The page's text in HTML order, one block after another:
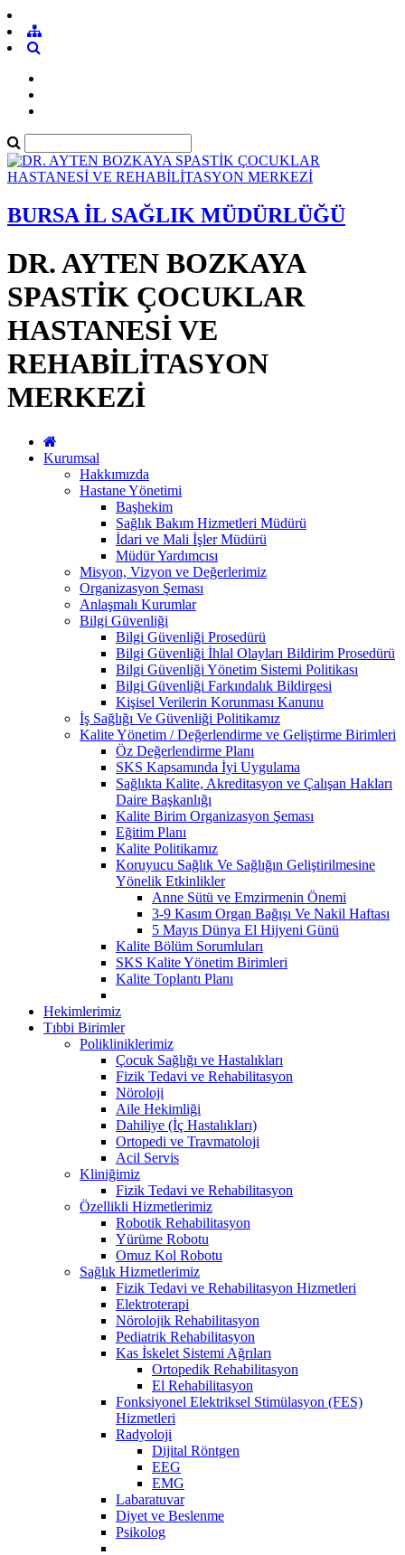
BURSA İL SAĞLIK MÜDÜRLÜĞÜ
DR. AYTEN BOZKAYA
SPASTİK ÇOCUKLAR
HASTANESİ VE
REHABİLİTASYON
MERKEZİ
Kurumsal
Hakkımızda
Hastane Yönetimi
Başhekim
Sağlık Bakım Hizmetleri Müdürü
İdari ve Mali İşler Müdürü
Müdür Yardımcısı
Misyon, Vizyon ve Değerlerimiz
Organizasyon Şeması
Anlaşmalı Kurumlar
Bilgi Güvenliği
Bilgi Güvenliği Prosedürü
Bilgi Güvenliği İhlal Olayları Bildirim Prosedürü
Bilgi Güvenliği Yönetim Sistemi Politikası
Bilgi Güvenliği Farkındalık Bildirgesi
Kişisel Verilerin Korunması Kanunu
İş Sağlığı Ve Güvenliği Politikamız
Kalite Yönetim / Değerlendirme ve Geliştirme Birimleri
Öz Değerlendirme Planı
SKS Kapsamında İyi Uygulama
Sağlıkta Kalite, Akreditasyon ve Çalışan Hakları
Daire Başkanlığı
Kalite Birim Organizasyon Şeması
Eğitim Planı
Kalite Politikamız
Koruyucu Sağlık Ve Sağlığın Geliştirilmesine
Yönelik Etkinlikler
Anne Sütü ve Emzirmenin Önemi
3-9 Kasım Organ Bağışı Ve Nakil Haftası
5 Mayıs Dünya El Hijyeni Günü
Kalite Bölüm Sorumluları
SKS Kalite Yönetim Birimleri
Kalite Toplantı Planı
Hekimlerimiz
Tıbbi Birimler
Polikliniklerimiz
Çocuk Sağlığı ve Hastalıkları
Fizik Tedavi ve Rehabilitasyon
Nöroloji
Aile Hekimliği
Dahiliye (İç Hastalıkları)
Ortopedi ve Travmatoloji
Acil Servis
Kliniğimiz
Fizik Tedavi ve Rehabilitasyon
Özellikli Hizmetlerimiz
Robotik Rehabilitasyon
Yürüme Robotu
Omuz Kol Robotu
Sağlık Hizmetlerimiz
Fizik Tedavi ve Rehabilitasyon Hizmetleri
Elektroterapi
Nörolojik Rehabilitasyon
Pediatrik Rehabilitasyon
Kas İskelet Sistemi Ağrıları
Ortopedik Rehabilitasyon
El Rehabilitasyon
Fonksiyonel Elektriksel Stimülasyon (FES)
Hizmetleri
Radyoloji
Dijital Röntgen
EEG
EMG
Labaratuvar
Diyet ve Beslenme
Psikolog